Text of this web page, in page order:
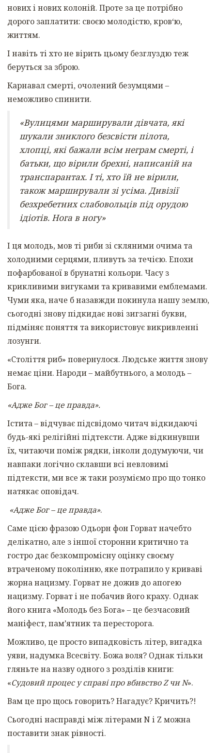
нових і нових колоній. Проте за це потрібно
дорого заплатити: своєю молодістю, кров‘ю,
життям.
І навіть ті хто не вірить цьому безглуздю теж
беруться за зброю.
Карнавал смерті, очолений безумцями –
неможливо спинити.
«Вулицями марширували дівчата, які
шукали зниклого безсвісти пілота,
хлопці, які бажали всім неграм смерті, і
батьки, що вірили брехні, написаній на
транспарантах. І ті, хто їй не вірили,
також марширували зі усіма. Дивізії
безхребетних слабовольців під орудою
ідіотів. Нога в ногу»
І ця молодь, мов ті риби зі скляними очима та
холодними серцями, пливуть за течією. Епохи
пофарбованої в брунатні кольори. Часу з
крикливими вигуками та кривавими емблемами.
Чуми яка, наче б назавжди покинула нашу землю,
сьогодні знову підкидає нові зигзагні букви,
підміняє поняття та використовує викривленні
лозунги.
«Століття риб» повернулося. Людське життя знову
немає ціни. Народи – майбутнього, а молодь –
Бога.
«Адже Бог – це правда».
Істита – відчуває підсвідомо читач відкидаючі
будь-які релігійні підтексти. Адже відкинувши
їх, читаючи поміж рядки, інколи додумуючи, чи
навпаки логічно склавши всі невловимі
підтексти, ми все ж таки розуміємо про що тонко
натякає оповідач.
«Адже Бог – це правда».
Саме цією фразою Одьорн фон Горват начебто
делікатно, але з іншої сторонни критично та
гостро дає безкомпромісну оцінку своєму
втраченому поколінню, яке потрапило у криваві
жорна нацизму. Горват не дожив до апогею
нацизму. Горват і не побачив його краху. Однак
його книга «Молодь без Бога» – це безчасовий
маніфест, пам’ятник та пересторога.
Можливо, це просто випадковість літер, вигадка
уяви, надумка Всесвіту. Божа воля? Однак тільки
гляньте на назву одного з розділів книги:
«Судовий процес у справі про вбивство Z чи N».
Вам це про щось говорить? Нагадує? Кричить?!
Сьогодні насправді між літерами N і Z можна
поставити знак рівності.